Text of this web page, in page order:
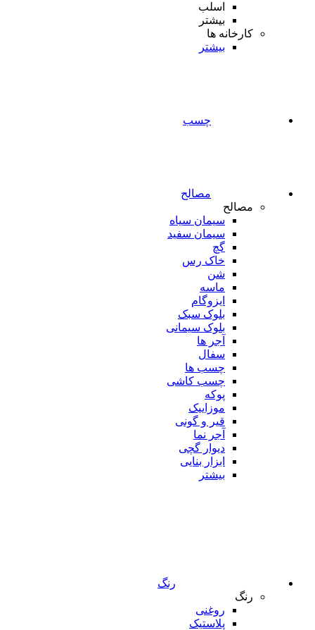
اسلب
بیشتر
کارخانه ها
بیشتر
چسب
مصالح
مصالح
سیمان سیاه
سیمان سفید
گچ
خاک رس
شن
ماسه
ایزوگام
بلوک سبک
بلوک سیمانی
آجر ها
سفال
چسب ها
چسب کاشی
پوکه
موزاییک
قیر و گونی
آجر نما
دیوار گچی
ابزار بنایی
بیشتر
رنگ
رنگ
روغنی
پلاستیک